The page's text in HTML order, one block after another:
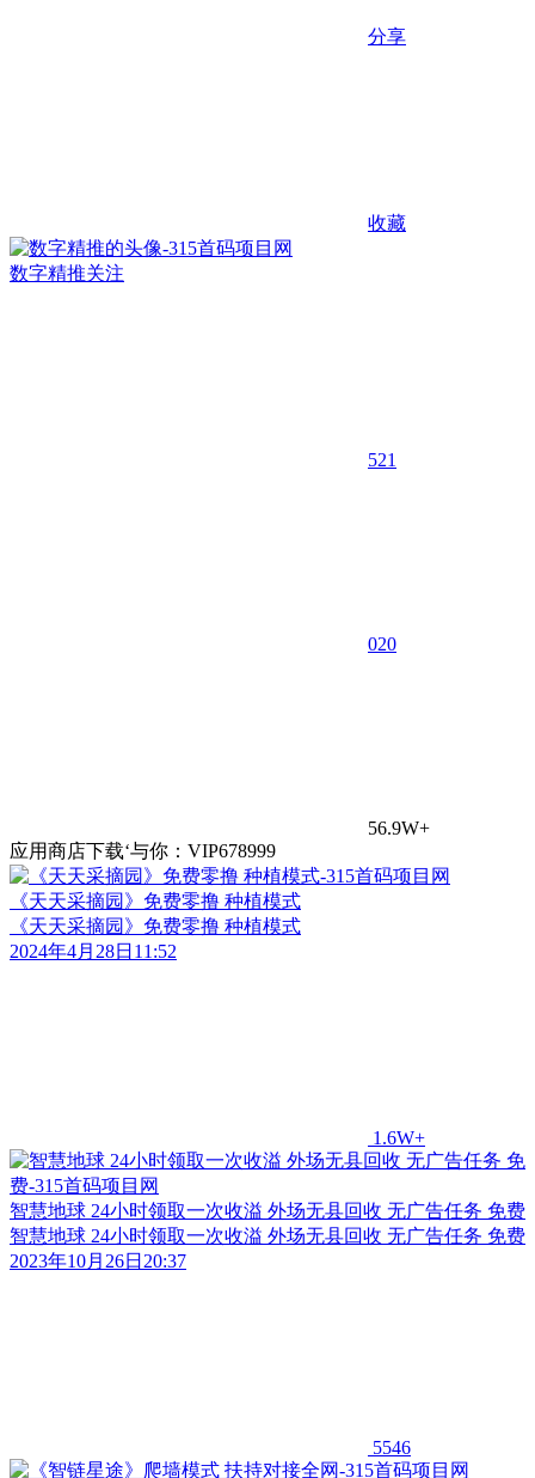
分享
收藏
数字精推关注
521
020
56.9W+
应用商店下载‘与你：VIP678999
《天天采摘园》免费零撸 种植模式
《天天采摘园》免费零撸 种植模式
2024年4月28日11:52
1.6W+
智慧地球 24小时领取一次收溢 外场无县回收 无广告任务 免费
智慧地球 24小时领取一次收溢 外场无县回收 无广告任务 免费
2023年10月26日20:37
5546